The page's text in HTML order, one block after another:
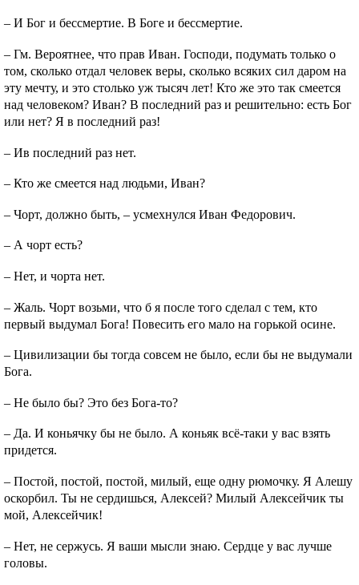
– И Бог и бессмертие. В Боге и бессмертие.
– Гм. Вероятнее, что прав Иван. Господи, подумать только о
том, сколько отдал человек веры, сколько всяких сил даром на
эту мечту, и это столько уж тысяч лет! Кто же это так смеется
над человеком? Иван? В последний раз и решительно: есть Бог
или нет? Я в последний раз!
– Ив последний раз нет.
– Кто же смеется над людьми, Иван?
– Чорт, должно быть, – усмехнулся Иван Федорович.
– А чорт есть?
– Нет, и чорта нет.
– Жаль. Чорт возьми, что б я после того сделал с тем, кто
первый выдумал Бога! Повесить его мало на горькой осине.
– Цивилизации бы тогда совсем не было, если бы не выдумали
Бога.
– Не было бы? Это без Бога-то?
– Да. И коньячку бы не было. А коньяк всё-таки у вас взять
придется.
– Постой, постой, постой, милый, еще одну рюмочку. Я Алешу
оскорбил. Ты не сердишься, Алексей? Милый Алексейчик ты
мой, Алексейчик!
– Нет, не сержусь. Я ваши мысли знаю. Сердце у вас лучше
головы.